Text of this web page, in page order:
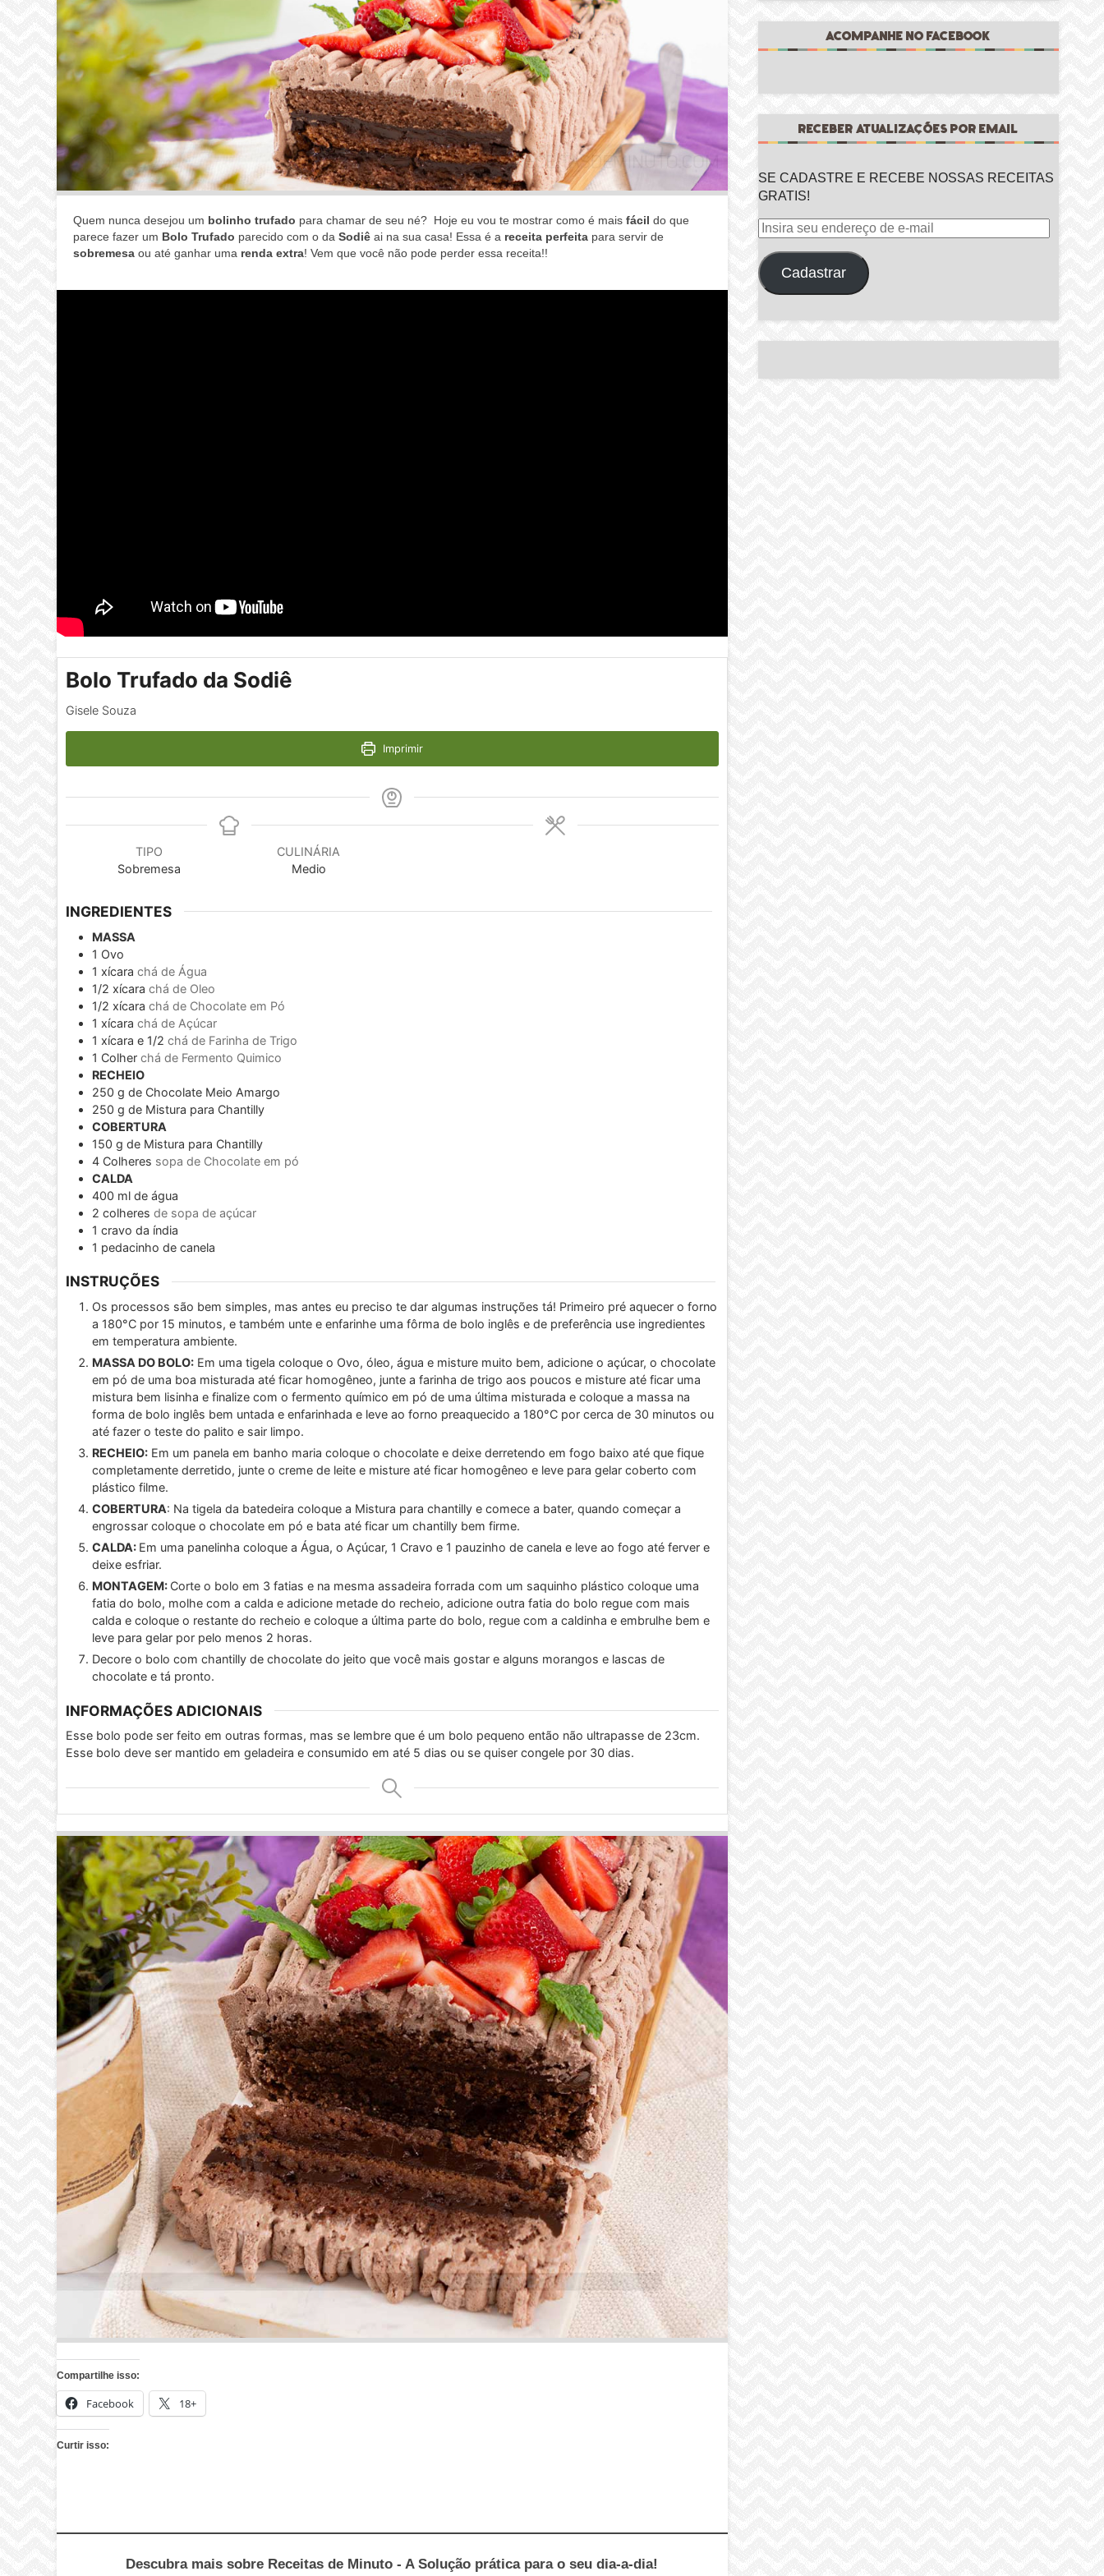
Quem nunca desejou um bolinho trufado para chamar de seu né? Hoje eu vou te mostrar como é maisfácil do que
parece fazer um Bolo Trufado parecido com o da Sodiêai na sua casa! Essa é areceita perfeitapara servir de
sobremesaou até ganhar umarenda extra! Vem que você não pode perder essa receita!!
Bolo Trufado da Sodiê
Gisele Souza
Imprimir
TIPO
Sobremesa
CULINÁRIA
Medio
INGREDIENTES
MASSA
1 Ovo
1 xícara chá de Água
1/2 xícara chá de Oleo
1/2 xícara chá de Chocolate em Pó
1 xícara chá de Açúcar
1 xícara e 1/2 chá de Farinha de Trigo
1 Colher chá de Fermento Quimico
RECHEIO
250 g de Chocolate Meio Amargo
250 g de Mistura para Chantilly
COBERTURA
150 g de Mistura para Chantilly
4 Colheres sopa de Chocolate em pó
CALDA
400 ml de água
2 colheres de sopa de açúcar
1 cravo da índia
1 pedacinho de canela
INSTRUÇÕES
Os processos são bem simples, mas antes eu preciso te dar algumas instruções tá! Primeiro pré aquecer o forno
a 180°C por 15 minutos, e também unte e enfarinhe uma fôrma de bolo inglês e de preferência use ingredientes
em temperatura ambiente.
MASSA DO BOLO:Em uma tigela coloque o Ovo, óleo, água e misture muito bem, adicione o açúcar, o chocolate
em pó de uma boa misturada até ficar homogêneo, junte a farinha de trigo aos poucos e misture até ficar uma
mistura bem lisinha e finalize com o fermento químico em pó de uma última misturada e coloque a massa na
forma de bolo inglês bem untada e enfarinhada e leve ao forno preaquecido a 180°C por cerca de 30 minutos ou
até fazer o teste do palito e sair limpo.
RECHEIO:Em um panela em banho maria coloque o chocolate e deixe derretendo em fogo baixo até que fique
completamente derretido, junte o creme de leite e misture até ficar homogêneo e leve para gelar coberto com
plástico filme.
COBERTURA: Na tigela da batedeira coloque a Mistura para chantilly e comece a bater, quando começar a
engrossar coloque o chocolate em pó e bata até ficar um chantilly bem firme.
CALDA: Em uma panelinha coloque a Água, o Açúcar, 1 Cravo e 1 pauzinho de canela e leve ao fogo até ferver e
deixe esfriar.
MONTAGEM:Corte o bolo em 3 fatias e na mesma assadeira forrada com um saquinho plástico coloque uma
fatia do bolo, molhe com a calda e adicione metade do recheio, adicione outra fatia do bolo regue com mais
calda e coloque o restante do recheio e coloque a última parte do bolo, regue com a caldinha e embrulhe bem e
leve para gelar por pelo menos 2 horas.
Decore o bolo com chantilly de chocolate do jeito que você mais gostar e alguns morangos e lascas de
chocolate e tá pronto.
INFORMAÇÕES ADICIONAIS
Esse bolo pode ser feito em outras formas, mas se lembre que é um bolo pequeno então não ultrapasse de 23cm.
Esse bolo deve ser mantido em geladeira e consumido em até 5 dias ou se quiser congele por 30 dias.
Compartilhe isso:
Facebook 18+
Curtir isso:
Descubra mais sobre Receitas de Minuto - A Solução prática para o seu dia-a-dia!
ACOMPANHE NO FACEBOOK
RECEBER ATUALIZAÇÕES POR EMAIL
SE CADASTRE E RECEBE NOSSAS RECEITAS
GRATIS!
Insira
endereço
de
Cadastrar